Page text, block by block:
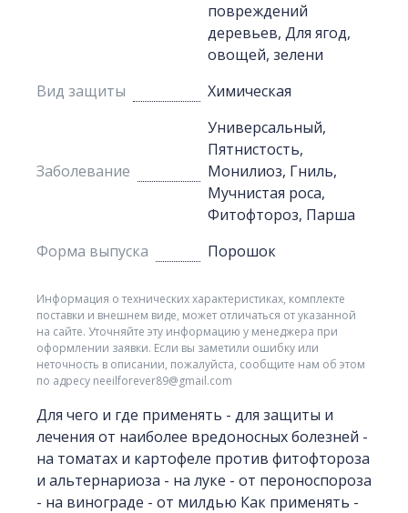
повреждений
деревьев, Для ягод,
овощей, зелени
Вид защиты
Химическая
Заболевание
Универсальный,
Пятнистость,
Монилиоз, Гниль,
Мучнистая роса,
Фитофтороз, Парша
Форма выпуска
Порошок
Информация о технических характеристиках, комплекте
поставки и внешнем виде, может отличаться от указанной
на сайте. Уточняйте эту информацию у менеджера при
оформлении заявки. Если вы заметили ошибку или
неточность в описании, пожалуйста, сообщите нам об этом
по адресу neeilforever89@gmail.com
Для чего и где применять - для защиты и
лечения от наиболее вредоносных болезней -
на томатах и картофеле против фитофтороза
и альтернариоза - на луке - от пероноспороза
- на винограде - от милдью Как применять -